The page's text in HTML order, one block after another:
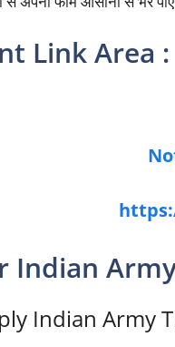
Link Area :
Indian
Indian Army